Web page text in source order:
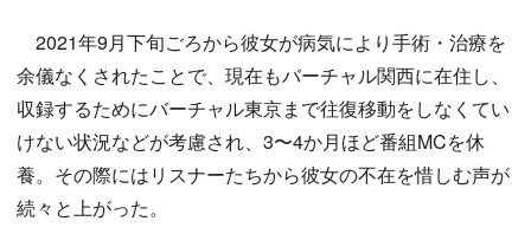
2021年9月下旬ごろから彼女が病気により手術・治療を
余儀なくされたことで、現在もバーチャル関西に在住し、
収録するためにバーチャル東京まで往復移動をしなくてい
けない状況などが考慮され、3〜4か月ほど番組MCを休
養。その際にはリスナーたちから彼女の不在を惜しむ声が
続々と上がった。